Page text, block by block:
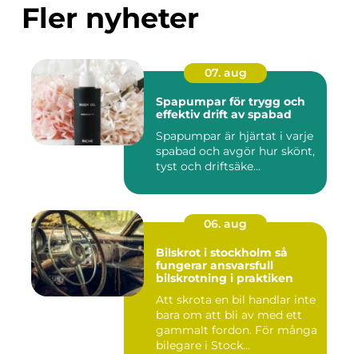
Fler nyheter
07. aug
Spapumpar för trygg och
effektiv drift av spabad
Spapumpar är hjärtat i varje
spabad och avgör hur skönt,
tyst och driftsäke...
06. aug
Bilskrot i stockholm så
fungerar ansvarsfull
bilskrotning i praktiken
Att skrota en bil handlar inte
bara om att bli av med ett
gammalt fordon. För många
bilegare i Stock...